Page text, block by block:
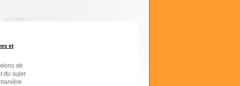
et
de
du sujet